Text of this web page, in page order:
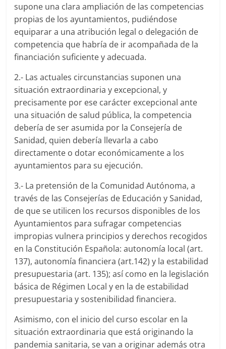
supone una clara ampliación de las competencias
propias de los ayuntamientos, pudiéndose
equiparar a una atribución legal o delegación de
competencia que habría de ir acompañada de la
financiación suficiente y adecuada.
2.- Las actuales circunstancias suponen una
situación extraordinaria y excepcional, y
precisamente por ese carácter excepcional ante
una situación de salud pública, la competencia
debería de ser asumida por la Consejería de
Sanidad, quien debería llevarla a cabo
directamente o dotar económicamente a los
ayuntamientos para su ejecución.
3.- La pretensión de la Comunidad Autónoma, a
través de las Consejerías de Educación y Sanidad,
de que se utilicen los recursos disponibles de los
Ayuntamientos para sufragar competencias
impropias vulnera principios y derechos recogidos
en la Constitución Española: autonomía local (art.
137), autonomía financiera (art.142) y la estabilidad
presupuestaria (art. 135); así como en la legislación
básica de Régimen Local y en la de estabilidad
presupuestaria y sostenibilidad financiera.
Asimismo, con el inicio del curso escolar en la
situación extraordinaria que está originando la
pandemia sanitaria, se van a originar además otra